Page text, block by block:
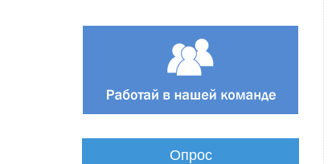
Опрос